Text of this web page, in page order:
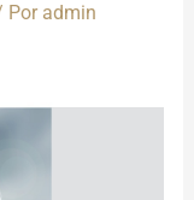
Por admin